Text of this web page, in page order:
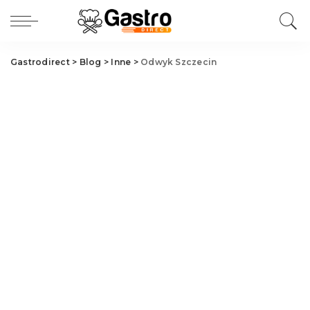
Gastrodirect> Blog > Inne > Odwyk Szczecin